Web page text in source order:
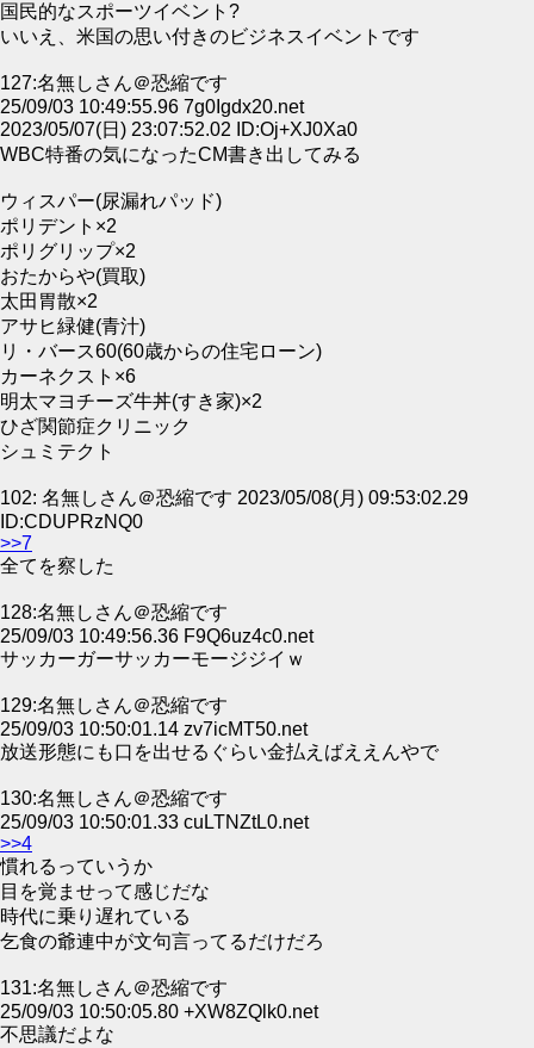
国民的なスポーツイベント?
いいえ、米国の思い付きのビジネスイベントです
127:名無しさん＠恐縮です
25/09/03 10:49:55.96 7g0Igdx20.net
2023/05/07(日) 23:07:52.02 ID:Oj+XJ0Xa0
WBC特番の気になったCM書き出してみる
ウィスパー(尿漏れパッド)
ポリデント×2
ポリグリップ×2
おたからや(買取)
太田胃散×2
アサヒ緑健(青汁)
リ・バース60(60歳からの住宅ローン)
カーネクスト×6
明太マヨチーズ牛丼(すき家)×2
ひざ関節症クリニック
シュミテクト
102: 名無しさん＠恐縮です 2023/05/08(月) 09:53:02.29
ID:CDUPRzNQ0
>>7
全てを察した
128:名無しさん＠恐縮です
25/09/03 10:49:56.36 F9Q6uz4c0.net
サッカーガーサッカーモージジイｗ
129:名無しさん＠恐縮です
25/09/03 10:50:01.14 zv7icMT50.net
放送形態にも口を出せるぐらい金払えばええんやで
130:名無しさん＠恐縮です
25/09/03 10:50:01.33 cuLTNZtL0.net
>>4
慣れるっていうか
目を覚ませって感じだな
時代に乗り遅れている
乞食の爺連中が文句言ってるだけだろ
131:名無しさん＠恐縮です
25/09/03 10:50:05.80 +XW8ZQlk0.net
不思議だよな